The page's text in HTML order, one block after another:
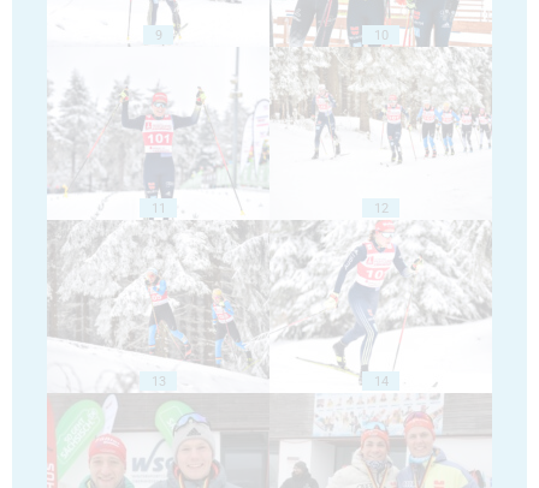
9 10
11 12
13 14